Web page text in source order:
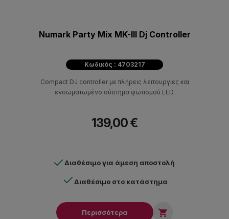
Numark Party Mix MK-III Dj Controller
Κωδικός : 4703217
Compact DJ controller με πλήρεις λειτουργίες και
ενσωματωμένο σύστημα φωτισμού LED.
139,00 €
Διαθέσιμο για άμεση αποστολή
Διαθέσιμο στο κατάστημα
Περισσότερα 